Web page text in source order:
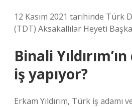
12 Kasım 2021 tarihinde Türk
(TDT) Aksakallılar Heyeti
Binali
iş yapıyor?
Erkam Yıldırım, Türk iş adamı